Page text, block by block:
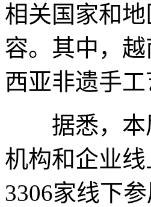
相关国家和
容。其中，
西亚非遗手
据悉，本届
机构和企业
3306家线下